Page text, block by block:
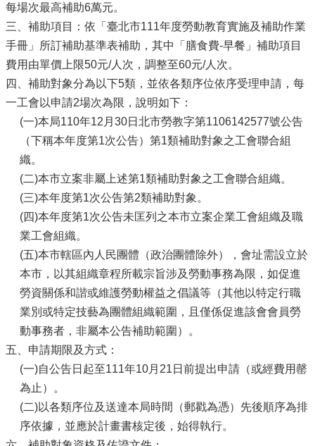
每場次最高補助6萬元。
三、補助項目：依「臺北市111年度勞動教育實施及補助作業
手冊」所訂補助基準表補助，其中「膳食費-早餐」補助項目
費用由單價上限50元/人次，調整至60元/人次。
四、補助對象分為以下5類，並依各類序位依序受理申請，每
一工會以申請2場次為限，說明如下：
(一)本局110年12月30日北市勞教字第1106142577號公告
（下稱本年度第1次公告）第1類補助對象之工會聯合組
織。
(二)本市立案非屬上述第1類補助對象之工會聯合組織。
(三)本年度第1次公告第2類補助對象。
(四)本年度第1次公告未匡列之本市立案企業工會組織及職
業工會組織。
(五)本市轄區內人民團體（政治團體除外），會址需設立於
本市，以其組織章程所載宗旨涉及勞動事務為限，如促進
勞資關係和諧或維護勞動權益之倡議等（其他以特定行職
業別或特定技藝為團體組織範圍，且僅係促進該會會員勞
動事務者，非屬本公告補助範圍）。
五、申請期限及方式：
(一)自公告日起至111年10月21日前提出申請（或經費用罄
為止）。
(二)以各類序位及送達本局時間（郵戳為憑）先後順序為排
序依據，並應於計畫書核定後，始得執行。